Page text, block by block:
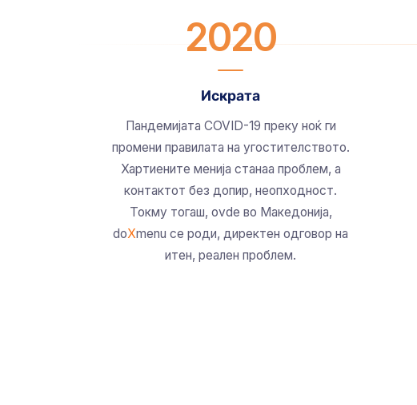
2020
Искрата
Пандемијата COVID-19 преку ноќ ги
промени правилата на угостителството.
Хартиените менија станаа проблем, а
контактот без допир, неопходност.
Токму тогаш, ovde во Македонија,
doXmenu се роди, директен одговор на
итен, реален проблем.